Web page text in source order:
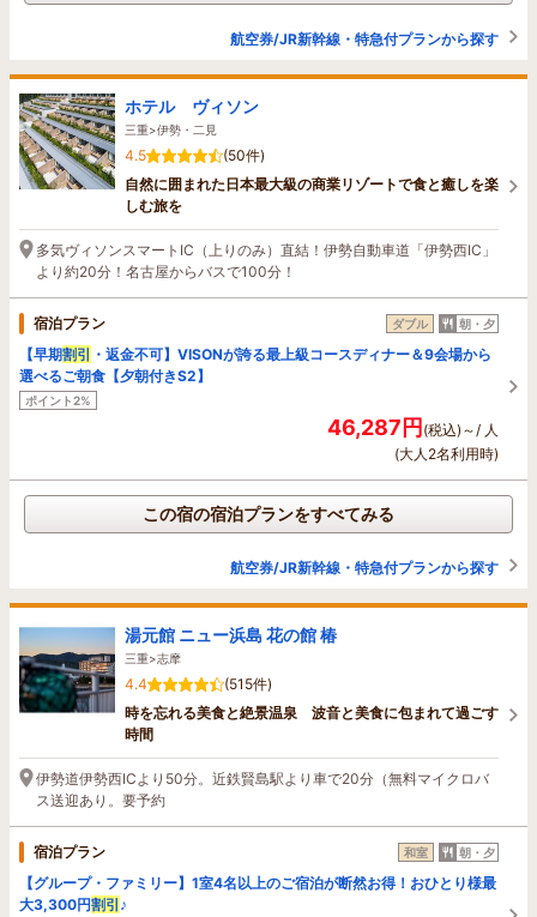
航空券/JR新幹線・特急付プランから探す
ホテル ヴィソン
三重>伊勢・二見
4.5
(50件)
自然に囲まれた日本最大級の商業リゾートで食と癒しを楽
しむ旅を
多気ヴィソンスマートIC（上りのみ）直結！伊勢自動車道「伊勢西IC」
より約20分！名古屋からバスで100分！
宿泊プラン ダブル 朝・夕
【早期割引 ・返金不可】VISONが誇る最上級コースディナー＆9会場から
選べるご朝食【夕朝付きS2】
ポイント2%
46,287円(税込)～/ 人
(大人2名利用時)
この宿の宿泊プランをすべてみる
航空券/JR新幹線・特急付プランから探す
湯元館 ニュー浜島 花の館 椿
三重>志摩
4.4
(515件)
時を忘れる美食と絶景温泉 波音と美食に包まれて過ごす
時間
伊勢道伊勢西ICより50分。近鉄賢島駅より車で20分（無料マイクロバ
ス送迎あり。要予約
宿泊プラン 和室 朝・夕
【グループ・ファミリー】1室4名以上のご宿泊が断然お得！おひとり様最
大3,300円割引 ♪